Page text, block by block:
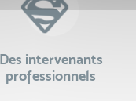
Des intervenants
professionnels